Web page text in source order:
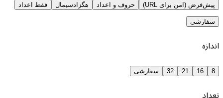
پیش‌فرض (امن برای URL) حروف و اعداد هگزادسیمال فقط اعداد
سفارشی
اندازه
8
16
21
32 سفارشی